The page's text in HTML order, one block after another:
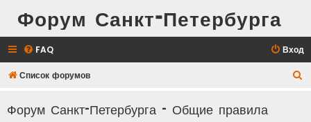
Форум Санкт-Петербурга
FAQ Вход
Список форумов
Форум Санкт-Петербурга - Общие правила